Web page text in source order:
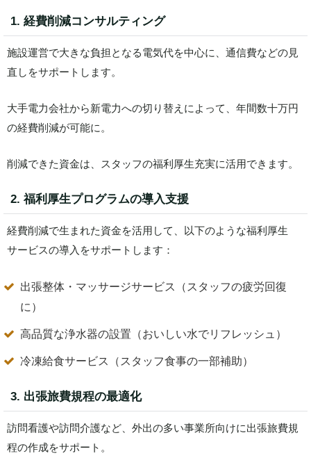
1. 経費削減コンサルティング
施設運営で大きな負担となる電気代を中心に、通信費などの見
直しをサポートします。
大手電力会社から新電力への切り替えによって、年間数十万円
の経費削減が可能に。
削減できた資金は、スタッフの福利厚生充実に活用できます。
2. 福利厚生プログラムの導入支援
経費削減で生まれた資金を活用して、以下のような福利厚生
サービスの導入をサポートします：
出張整体・マッサージサービス（スタッフの疲労回復
に）
高品質な浄水器の設置（おいしい水でリフレッシュ）
冷凍給食サービス（スタッフ食事の一部補助）
3. 出張旅費規程の最適化
訪問看護や訪問介護など、外出の多い事業所向けに出張旅費規
程の作成をサポート。